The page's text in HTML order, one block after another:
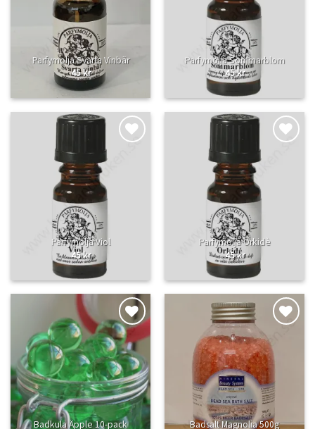
önskelistan
Parfymolja Svarta Vinbär
45kr
önskelistan
Parfymolja Sommarblom
45kr
önskelistan
Parfymolja Viol
45kr
önskelistan
Parfymolja Orkidè
45kr
Lägg
till i
önskelistan
Badkula Äpple 10-pack
till i
önskelistan
Badsalt Magnolia 500g